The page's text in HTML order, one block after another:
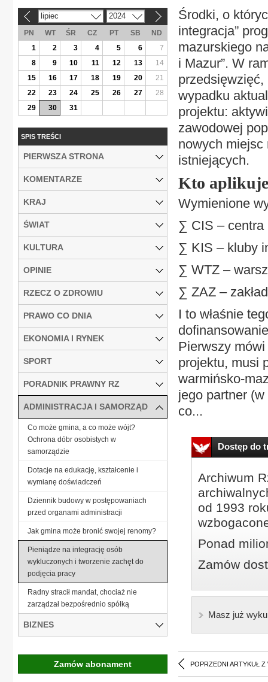
Środki, o
integracja”
mazurskiego
i Mazur”. W
wypadku
projektu:
zawodowej
nowych miejsc
istniejących.
Kto
Wymienione
∑ CIS – centra
∑ KIS – kluby
∑ WTZ –
∑ ZAZ –
I to właśnie
Pierwszy
projektu, musi
warmińsko-
jego partner
co...
Dostęp do
Archiwum
od 1993
Ponad
Zamów
Masz już
POPRZEDNI ARTYKUŁ Z
lipiec 2024
PN WT ŚR CZ PT SB
ND
1
2 3 4 5 6
7
8
9 10 11 12 13
14
15
16 17 18 19 20
21
22
23 24 25 26 27
28
29
30 31
SPIS TREŚCI
PIERWSZA STRONA
KOMENTARZE
KRAJ
ŚWIAT
KULTURA
OPINIE
RZECZ O ZDROWIU
PRAWO CO DNIA
EKONOMIA I RYNEK
SPORT
PORADNIK PRAWNY RZ
ADMINISTRACJA I SAMORZĄD
Co może gmina, a co może wójt?
Ochrona dóbr osobistych w
samorządzie
Dotacje na edukację, kształcenie i
wymianę doświadczeń
Dziennik budowy w postępowaniach
przed organami administracji
Jak gmina może bronić swojej renomy?
Pieniądze na integrację osób
wykluczonych i tworzenie zachęt do
podjęcia pracy
Radny stracił mandat, chociaż nie
zarządzał bezpośrednio spółką
BIZNES
Zamów abonament